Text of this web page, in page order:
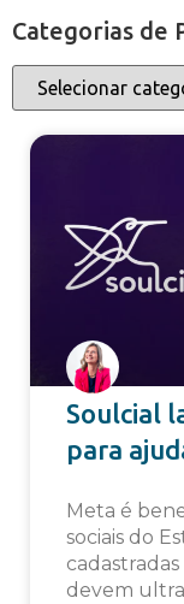
Categorias de
Soulcial
para
Meta é
sociais do
devem